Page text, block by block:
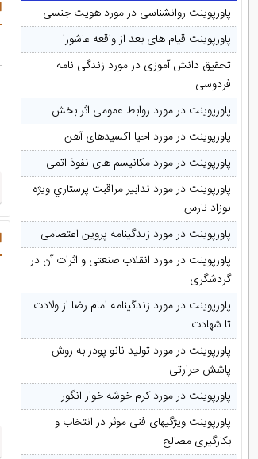
پاورپوینت روانشناسی در مورد هویت جنسی
پاورپوینت قیام های بعد از واقعه عاشورا
تحقیق دانش آموزی در مورد زندگی نامه
فردوسی
پاورپوینت در مورد روابط عمومی اثر بخش
پاورپوینت در مورد احیا اکسیدهای آهن
پاورپوینت در مورد مکانیسم های نفوذ اتمی
پاورپوینت در مورد تدابیر مراقبت پرستاري ويژه
نوزاد نارس
پاورپوینت در مورد زندگینامه پروین اعتصامی
پاورپوینت در مورد انقلاب صنعتی و اثرات آن در
گردشگری
پاورپوینت در مورد زندگینامه امام رضا از ولادت
تا شهادت
پاورپوینت در مورد تولید نانو پودر به روش
پاشش حرارتی
پاورپوینت در مورد کرم خوشه خوار انگور
پاورپوینت ویژگیهای فنی موثر در انتخاب و
بکارگیری مصالح